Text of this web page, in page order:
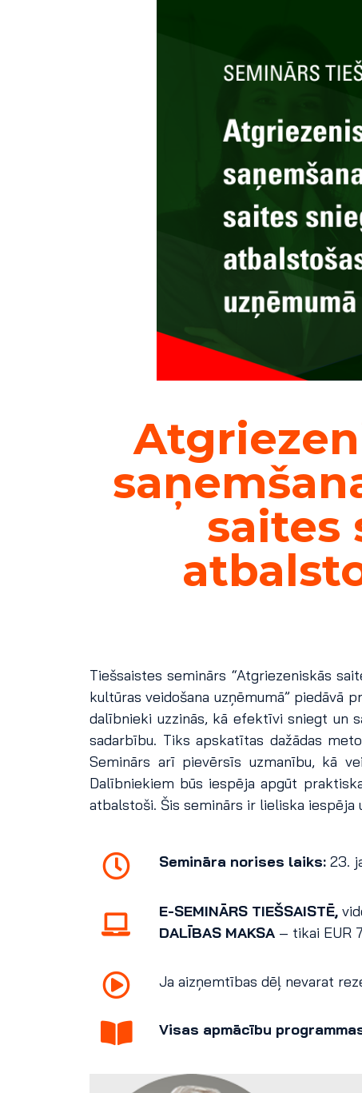
saites
Tiešsaistes seminārs “Atgriezeniskās
kultūras veidošana uzņēmumā” piedāvā
dalībnieki uzzinās, kā efektīvi sniegt un
sadarbību. Tiks apskatītas dažādas
Seminārs arī pievērsīs uzmanību, kā
Dalībniekiem būs iespēja apgūt
atbalstoši. Šis seminārs ir lieliska
Semināra norises laiks:23.
E-SEMINĀRS TIEŠSAISTĒ,
DALĪBAS MAKSA– tikai EUR
Ja aizņemtības dēļ nevarat
Visas apmācību